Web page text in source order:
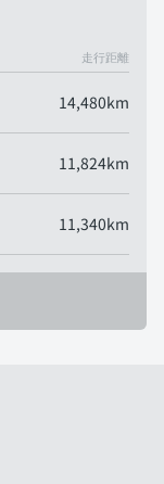
走行距離
14,480km
11,824km
11,340km